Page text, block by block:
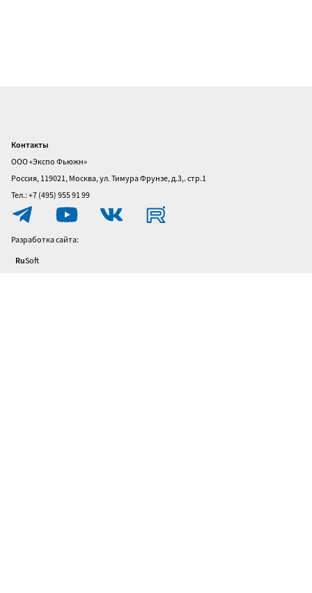
Главная
О
выставке
Посетителям
Участникам
Контакты
ООО «Экспо Фьюжн»
Россия, 119021, Москва, ул. Тимура Фрунзе, д.3,. стр.1
Тел.: +7 (495) 955 91 99
Разработка сайта:
RuSoft